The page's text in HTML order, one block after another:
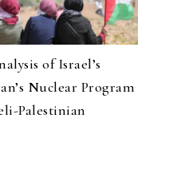
of Israel’s
Nuclear Program
Palestinian